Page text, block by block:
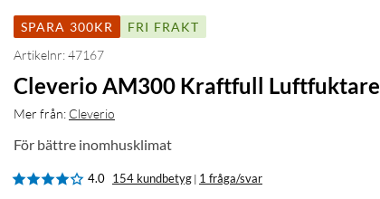
SPARA 300KR
FRI FRAKT
Artikelnr: 47167
Cleverio AM300 Kraftfull Luftfuktare
Mer från: Cleverio
För bättre inomhusklimat
4.0 154 kundbetyg | 1 fråga/svar